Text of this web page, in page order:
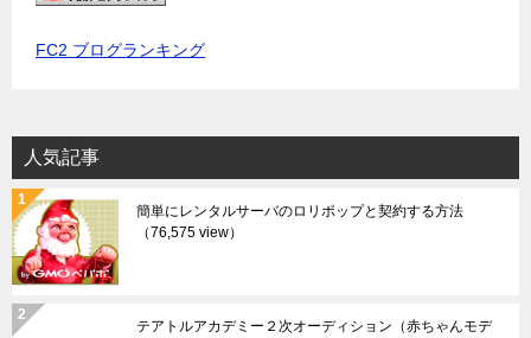
FC2 ブログランキング
人気記事
簡単にレンタルサーバのロリポップと契約する方法
（76,575 view）
テアトルアカデミー２次オーディション（赤ちゃんモデ